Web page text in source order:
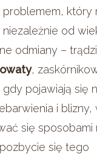
który
od
odmiany –
,
pojawiają się
i blizny,
się sposobami
się tego